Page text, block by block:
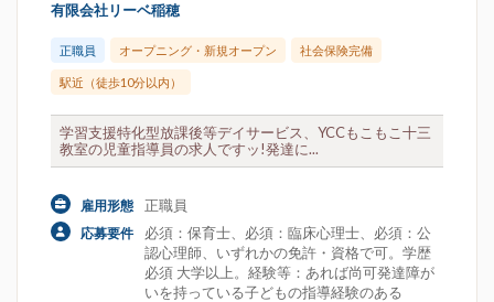
有限会社リーベ稲穂
正職員 オープニング・新規オープン 社会保険完備
駅近（徒歩10分以内）
学習支援特化型放課後等デイサービス、YCCもこもこ十三
教室の児童指導員の求人ですッ!発達に...
雇用形態 正職員
応募要件
必須：保育士、必須：臨床心理士、必須：公
認心理師、いずれかの免許・資格で可。学歴
必須 大学以上。経験等：あれば尚可発達障が
いを持っている子どもの指導経験のある